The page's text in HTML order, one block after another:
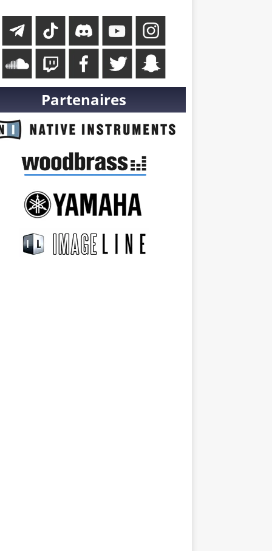
Partenaires